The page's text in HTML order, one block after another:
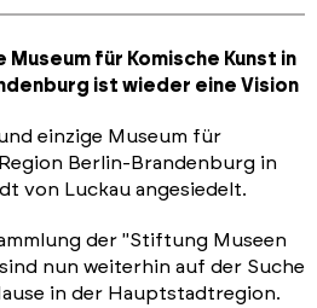
Museum für Komische Kunst in
ist wieder eine Vision
einzige Museum für
Berlin-Brandenburg in
von Luckau angesiedelt.
der "Stiftung Museen
nun weiterhin auf der Suche
in der Hauptstadtregion.